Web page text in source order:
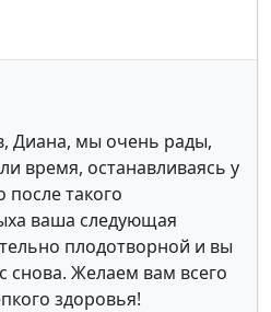
Диана, мы очень рады,
время, останавливаясь у
такого
ваша следующая
плодотворной и вы
снова. Желаем вам всего
здоровья!